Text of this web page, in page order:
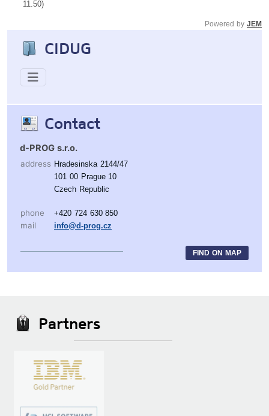
CIDUG
Contact
d-PROG s.r.o.
address Hradesinska 2144/47
101 00 Prague 10
Czech Republic
phone +420 724 630 850
mail info@d-prog.cz
FIND ON MAP
11.50)
Powered by JEM
Partners